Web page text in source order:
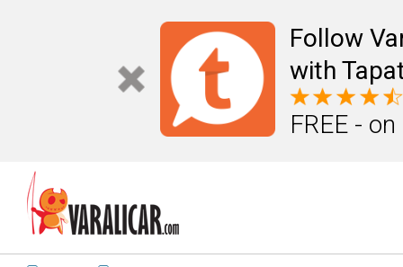
Follow
with
FREE -